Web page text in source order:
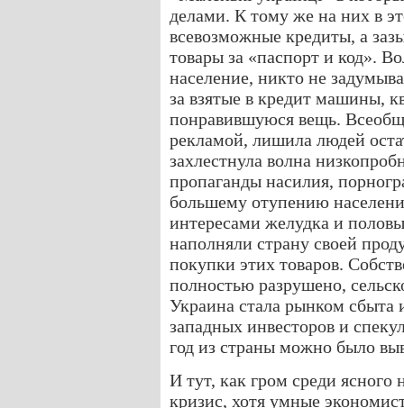
делами. К тому же на них в
всевозможные кредиты, а
товары за «паспорт и код».
население, никто не
за взятые в кредит машины,
понравившуюся вещь.
рекламой, лишила людей
захлестнула волна
пропаганды насилия,
большему отупению
интересами желудка и
наполняли страну своей
покупки этих товаров.
полностью разрушено,
Украина стала рынком сбыта
западных инвесторов и
год из страны можно было
И тут, как гром среди
кризис, хотя умные